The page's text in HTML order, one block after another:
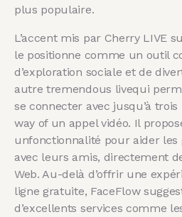
plus populaire.
L’accent mis par Cherry LIVE
le positionne comme un outil
d’exploration sociale et de
autre tremendous livequi
se connecter avec jusqu’à
way of un appel vidéo. Il
unfonctionnalité pour aider les
avec leurs amis, directement
Web. Au-delà d’offrir une
ligne gratuite, FaceFlow
d’excellents services comme